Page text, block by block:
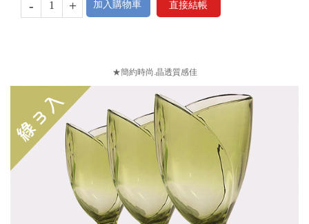
- + 加入購物車 直接結帳
★簡約時尚.晶透質感佳